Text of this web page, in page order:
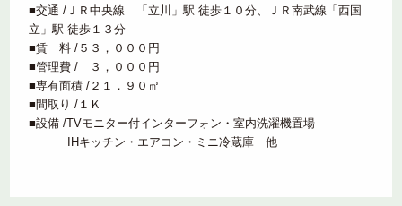
■交通 /ＪＲ中央線 「立川」駅 徒歩１０分、ＪＲ南武線「西国
立」駅 徒歩１３分
■賃 料 /５３，０００円
■管理費 / ３，０００円
■専有面積 /２１．９０㎡
■間取り /１Ｋ
■設備 /TVモニター付インターフォン・室内洗濯機置場
IHキッチン・エアコン・ミニ冷蔵庫 他